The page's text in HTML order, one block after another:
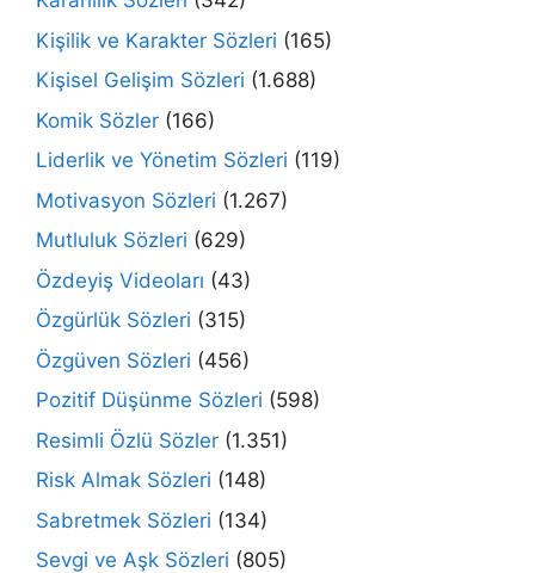
Kişilik ve Karakter Sözleri (165)
Kişisel Gelişim Sözleri (1.688)
Komik Sözler (166)
Liderlik ve Yönetim Sözleri (119)
Motivasyon Sözleri (1.267)
Mutluluk Sözleri (629)
Özdeyiş Videoları (43)
Özgürlük Sözleri (315)
Özgüven Sözleri (456)
Pozitif Düşünme Sözleri (598)
Resimli Özlü Sözler (1.351)
Risk Almak Sözleri (148)
Sabretmek Sözleri (134)
Sevgi ve Aşk Sözleri (805)